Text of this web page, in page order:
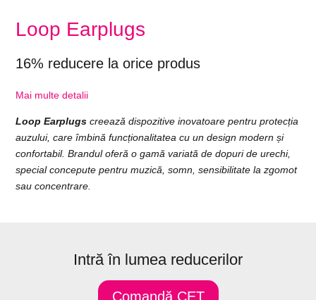
Loop Earplugs
16% reducere la orice produs
Mai multe detalii
Loop Earplugs creează dispozitive inovatoare pentru protecția
auzului, care îmbină funcționalitatea cu un design modern și
confortabil. Brandul oferă o gamă variată de dopuri de urechi,
special concepute pentru muzică, somn, sensibilitate la zgomot
sau concentrare.
Intră în lumea reducerilor
Comandă CET